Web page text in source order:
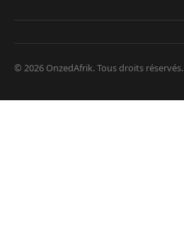
© 2026 OnzedAfrik. Tous droits réservés.